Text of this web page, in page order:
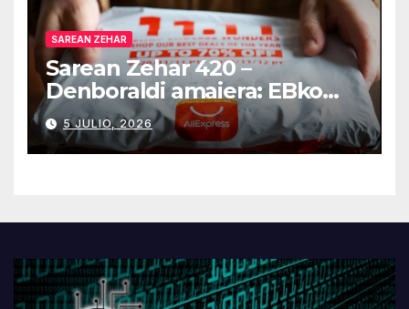
SAREAN ZEHAR
Sarean Zehar 420 –
Denboraldi amaiera: EBko
muga-zerga berriak
AliExpressi, AEBetako AAren
kontrola, Googleri behin
PlayStationeko bideojoko
5 JULIO, 2026